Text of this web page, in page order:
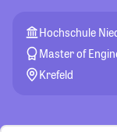
Hochschule
Master of
Krefeld